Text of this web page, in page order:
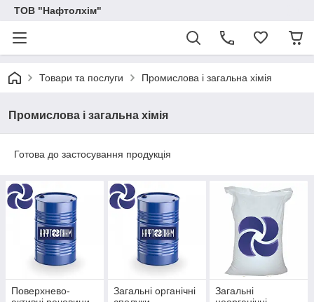
ТОВ "Нафтолхім"
Товари та послуги Промислова і загальна хімія
Промислова і загальна хімія
Готова до застосування продукція
Поверхнево-
Загальні органічні
Загальні